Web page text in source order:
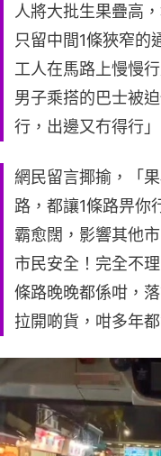
人將大批生果疊高
只留中間1條狹窄的
工人在馬路上慢慢
男子乘搭的巴士被
行，出邊又冇得行
網民留言揶揄，「
路，都讓1條路畀你
霸愈闊，影響其他
市民安全！完全不
條路晚晚都係咁，
拉開啲貨，咁多年